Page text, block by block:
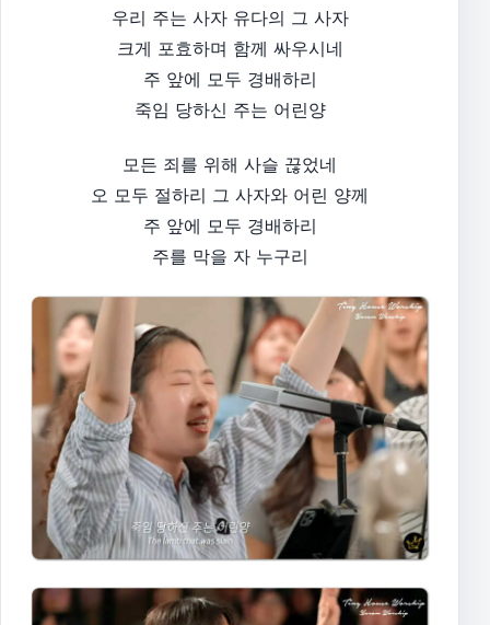
우리 주는 사자 유다의 그 사자
크게 포효하며 함께 싸우시네
주 앞에 모두 경배하리
죽임 당하신 주는 어린양
모든 죄를 위해 사슬 끊었네
오 모두 절하리 그 사자와 어린 양께
주 앞에 모두 경배하리
주를 막을 자 누구리